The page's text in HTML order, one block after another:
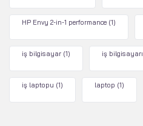
HP Envy 2-in-1 performance (1)
iş bilgisayar (1) iş bilgisayarı
iş laptopu (1) laptop (1)